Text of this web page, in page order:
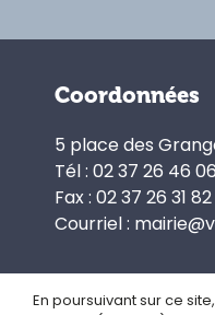
Coordonnées
5 place des
Tél : 02 37 26 46 06
Fax : 02 37 26 31 82
Courriel :
En poursuivant sur ce